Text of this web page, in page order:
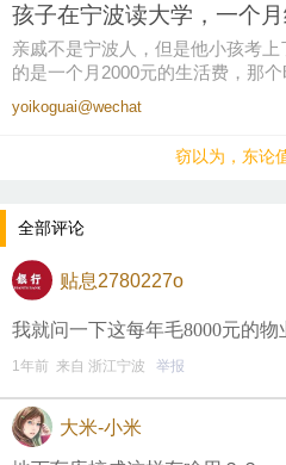
孩子在宁波读大学，一个
亲戚不是宁波人，但是他小孩考
的是一个月2000元的生活费，那
yoikoguai@wechat
窃以为，东论
全部评论
贴息2780227o
我就问一下这每年毛8000元的物
1年前 来自 浙江宁波 举报
大米-小米